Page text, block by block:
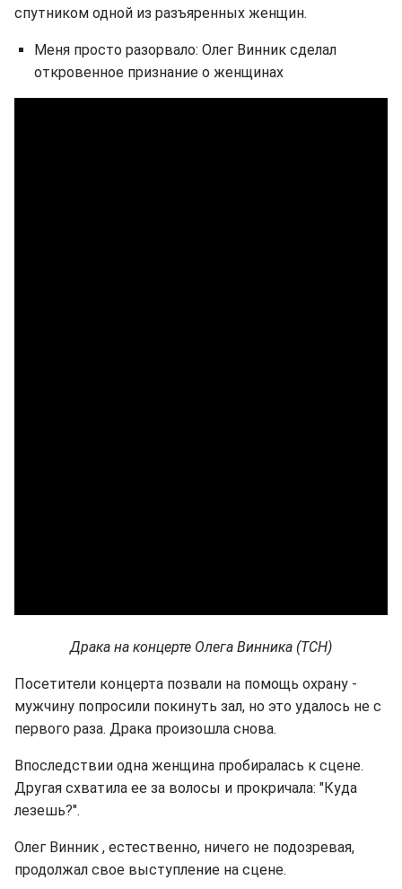
спутником одной из разъяренных женщин.
Меня просто разорвало: Олег Винник сделал
откровенное признание о женщинах
Драка на концерте Олега Винника (ТСН)
Посетители концерта позвали на помощь охрану -
мужчину попросили покинуть зал, но это удалось не с
первого раза. Драка произошла снова.
Впоследствии одна женщина пробиралась к сцене.
Другая схватила ее за волосы и прокричала: "Куда
лезешь?".
Олег Винник , естественно, ничего не подозревая,
продолжал свое выступление на сцене.